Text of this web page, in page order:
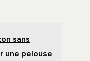
sans
une pelouse